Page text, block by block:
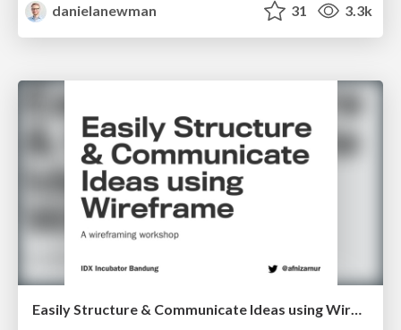
danielanewman
31 3.3k
Easily Structure & Communicate Ideas using Wireframe